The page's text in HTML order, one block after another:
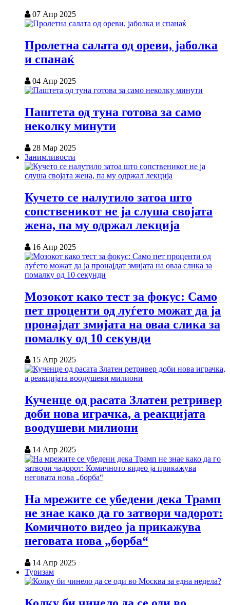
07 Апр 2025
Пролетна салата од ореви, јаболка
и спанаќ
04 Апр 2025
Паштета од туна готова за само
неколку минути
28 Мар 2025
Занимливости
Кучето се налутило затоа што
сопственикот не ја слуша својата
жена, па му одржал лекција
16 Апр 2025
Мозокот како тест за фокус: Само
пет проценти од луѓето можат да ја
пронајдат змијата на оваа слика за
помалку од 10 секунди
15 Апр 2025
Кученце од расата Златен ретривер
доби нова играчка, а реакцијата
воодушеви милиони
14 Апр 2025
На мрежите се убедени дека Трамп
не знае како да го затвори чадорот:
Комичното видео ја прикажува
неговата нова „борба“
14 Апр 2025
Туризам